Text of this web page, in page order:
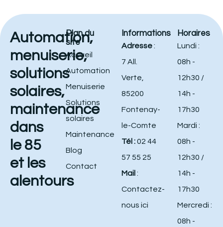
Automation,
menuiserie,
solutions
solaires,
maintenance
dans
le 85
et les
alentours
Plan du
site
Accueil
Automation
Menuiserie
Solutions
solaires
Maintenance
Blog
Contact
Informations
Adresse:
7 All.
Verte,
85200
Fontenay-
le-Comte
Tél :02 44
57 55 25
Mail :
Contactez-
nous ici
Horaires
Lundi :
08h -
12h30 /
14h -
17h30
Mardi :
08h -
12h30 /
14h -
17h30
Mercredi :
08h -